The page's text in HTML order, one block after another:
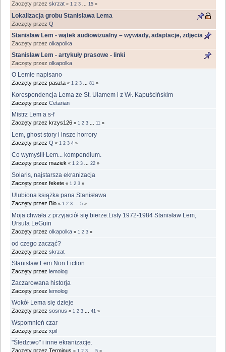
Zaczęty przez skrzat « 1 2 3 ... 15 »
Lokalizacja grobu Stanisława Lema
Zaczęty przez Q
Stanisław Lem - wątek audiowizualny – wywiady, adaptacje, zdjęcia
Zaczęty przez olkapolka
Stanisław Lem - artykuły prasowe - linki
Zaczęty przez olkapolka
O Lemie napisano
Zaczęty przez paszta « 1 2 3 ... 81 »
Korespondencja Lema ze St. Ulamem i z Wł. Kapuścińskim
Zaczęty przez Cetarian
Mistrz Lem a s-f
Zaczęty przez krzys126 « 1 2 3 ... 11 »
Lem, ghost story i insze horrory
Zaczęty przez Q « 1 2 3 4 »
Co wymyślił Lem... kompendium.
Zaczęty przez maziek « 1 2 3 ... 22 »
Solaris, najstarsza ekranizacja
Zaczęty przez fekete « 1 2 3 »
Ulubiona książka pana Stanisława
Zaczęty przez Bio « 1 2 3 ... 5 »
Moja chwała z przyjaciół się bierze.Listy 1972-1984 Stanisław Lem,
Ursula LeGuin
Zaczęty przez olkapolka « 1 2 3 »
od czego zacząć?
Zaczęty przez skrzat
Stanisław Lem Non Fiction
Zaczęty przez lemolog
Zaczarowana historja
Zaczęty przez lemolog
Wokół Lema się dzieje
Zaczęty przez sosnus « 1 2 3 ... 41 »
Wspomnień czar
Zaczęty przez xpil
"Śledztwo" i inne ekranizacje.
Zaczęty przez Terminus